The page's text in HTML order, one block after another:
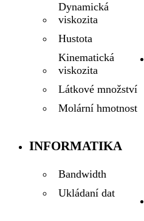
Dynamická
viskozita
Hustota
Kinematická
viskozita
Látkové množství
Molární hmotnost
INFORMATIKA
Bandwidth
Ukládaní dat